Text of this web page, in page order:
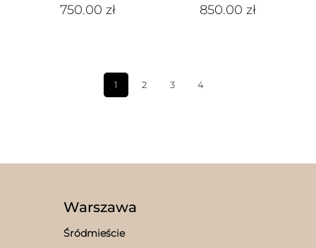
750.00zł 850.00zł
1 2 3 4
Warszawa
Śródmieście